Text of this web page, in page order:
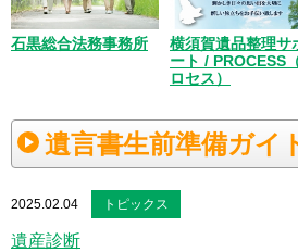
石黒総合法務事務所
横須賀遺品整理サ
ート / PROCESS
ロセス）
遺言書生前準備ガイ
2025.02.04 トピックス
遺産診断